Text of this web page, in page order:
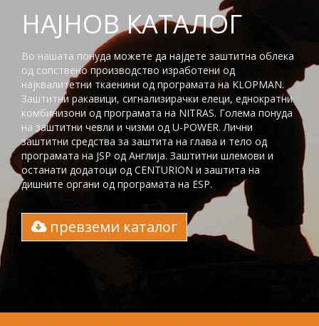
НАЈНОВ КАТАЛОГ
Во нашата понуда можете да најдете заштитна облека
од сопствено производство изработени од
најквалитетни ткаенини од програмата на KLOPMAN.
Заштитни ракавици, сигнализирачки елеци, еднократни
комбинизони од програмата на NITRAS. Голема понуда
на заштитни чевли и чизми од U-POWER. Лични
заштитни средства за заштита на глaва и тело од
програмата на JSP од Англија. Заштитни шлемови и
останати додатоци од CENTURION и заштита на
дишните органи од програмата на ESP.
превземи каталог